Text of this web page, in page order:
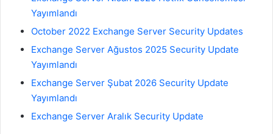
Yayımlandı
October 2022 Exchange Server Security Updates
Exchange Server Ağustos 2025 Security Update
Yayımlandı
Exchange Server Şubat 2026 Security Update
Yayımlandı
Exchange Server Aralık Security Update